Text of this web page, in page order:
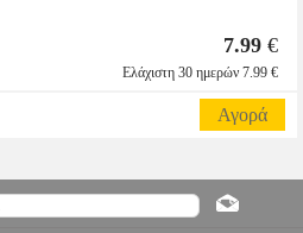
7.99 €
Ελάχιστη 30 ημερών 7.99 €
Αγορά